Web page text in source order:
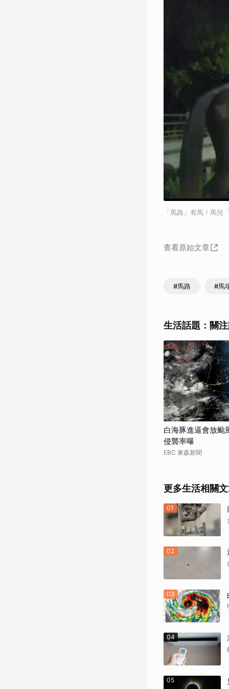
「馬路」有馬！馬兒
查看原始文章
#馬路 #馬
生活話題：關
白海豚進逼會放颱
侵襲率曝
EBC 東森新聞
更多生活相關
01
02
03
04
05